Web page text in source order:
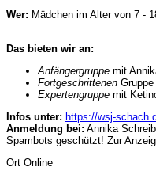
Wer: Mädchen im Alter von 7 -
Das bieten wir an:
Anfängergruppe mit
Fortgeschrittenen
Expertengruppe mit
Infos unter: https://wsj-
Anmeldung bei: Annika
Spambots geschützt! Zur
Ort Online